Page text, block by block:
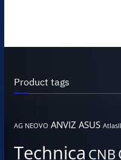
Product tags
AG NEOVO ANVIZ ASUS
Technica CNB